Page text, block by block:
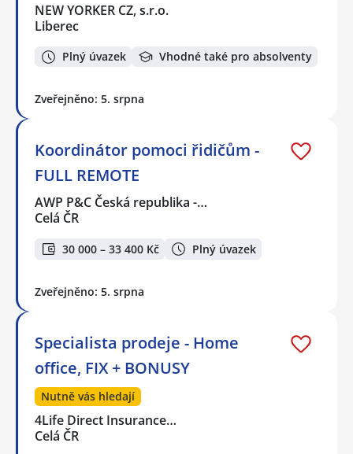
NEW YORKER CZ, s.r.o.
Liberec
Plný úvazek Vhodné také pro absolventy
Zveřejněno: 5. srpna
Koordinátor pomoci řidičům -
FULL REMOTE
AWP P&C Česká republika -…
Celá ČR
30 000 – 33 400 Kč Plný úvazek
Zveřejněno: 5. srpna
Specialista prodeje - Home
office, FIX + BONUSY
Nutně vás hledají
4Life Direct Insurance…
Celá ČR